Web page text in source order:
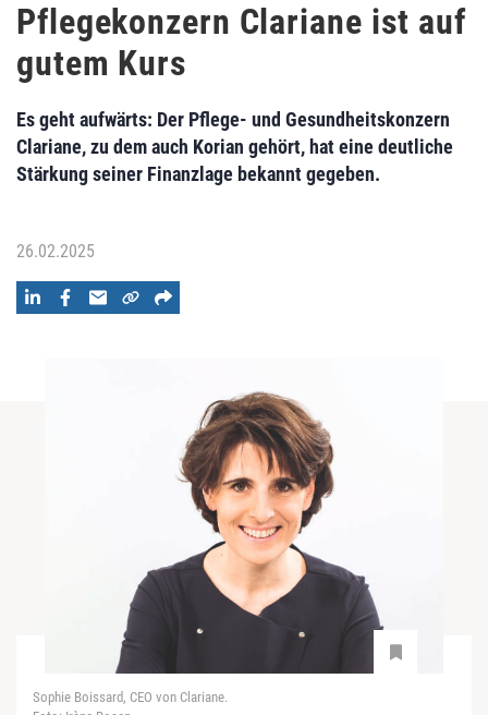
Pflegekonzern Clariane ist auf
gutem Kurs
Es geht aufwärts: Der Pflege- und Gesundheitskonzern
Clariane, zu dem auch Korian gehört, hat eine deutliche
Stärkung seiner Finanzlage bekannt gegeben.
26.02.2025
Sophie Boissard, CEO von Clariane.